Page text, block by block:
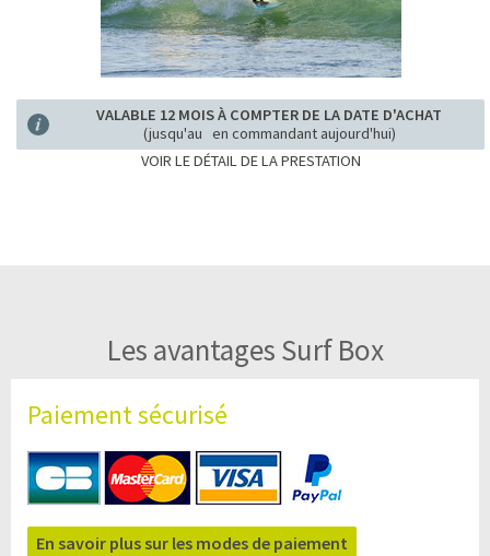
VALABLE 12 MOIS À COMPTER DE LA DATE D'ACHAT
(jusqu'au en commandant aujourd'hui)
VOIR LE DÉTAIL DE LA PRESTATION
Les avantages Surf Box
Paiement sécurisé
En savoir plus sur les modes de paiement